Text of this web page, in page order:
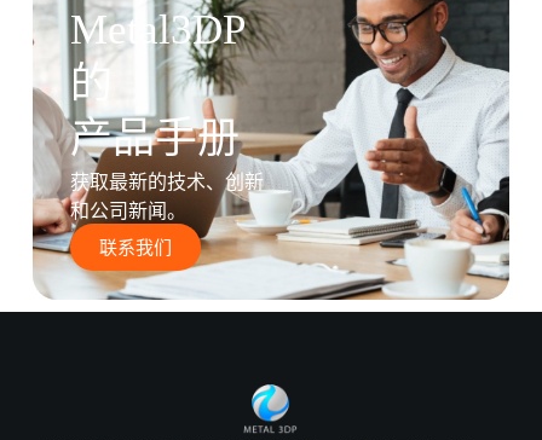
Metal3DP
的
产品手册
获取最新的技术、创新
和公司新闻。
联系我们